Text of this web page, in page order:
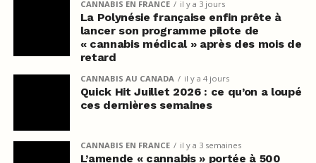
CANNABIS EN FRANCE il y a 3 jours
La Polynésie française enfin prête à
lancer son programme pilote de
« cannabis médical » après des mois de
retard
CANNABIS AU CANADA il y a 4 jours
Quick Hit Juillet 2026 : ce qu’on a loupé
ces dernières semaines
CANNABIS EN FRANCE il y a 3 semaines
L’amende « cannabis » portée à 500